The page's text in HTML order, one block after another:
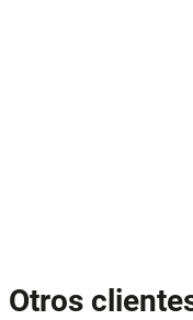
Otros